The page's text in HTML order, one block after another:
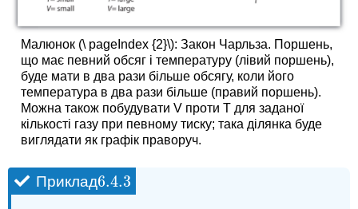
Малюнок (\ pageIndex {2}\): Закон Чарльза. Поршень,
що має певний обсяг і температуру (лівий поршень),
буде мати в два рази більше обсягу, коли його
температура в два рази більше (правий поршень).
Можна також побудувати V проти T для заданої
кількості газу при певному тиску; така ділянка буде
виглядати як графік праворуч.
Приклад6.4.3
6.4.3